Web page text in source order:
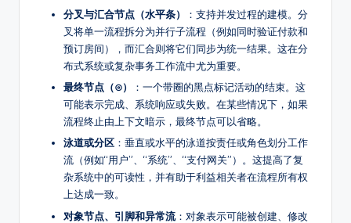
分叉与汇合节点（水平条）
：支持并发过程的建模。分
叉将单一流程拆分为并行子流程（例如同时验证付款和
预订房间），而汇合则将它们同步为统一结果。这在分
布式系统或复杂事务工作流中尤为重要。
最终节点（⊙）
：一个带圈的黑点标记活动的结束。这
可能表示完成、系统响应或失败。在某些情况下，如果
流程终止由上下文暗示，最终节点可以省略。
泳道或分区 ：垂直或水平的泳道按责任或角色划分工作
流（例如“用户”、“系统”、“支付网关”）。这提高了复
杂系统中的可读性，并有助于利益相关者在流程所有权
上达成一致。
对象节点、引脚和异常流：对象表示可能被创建、修改